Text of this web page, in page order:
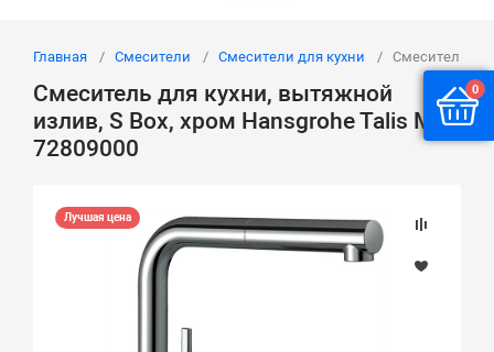
Главная Смесители Смесители для кухни Смеситель
Смеситель для кухни, вытяжной
излив, S Box, хром Hansgrohe Talis M54
72809000
Лучшая цена
0